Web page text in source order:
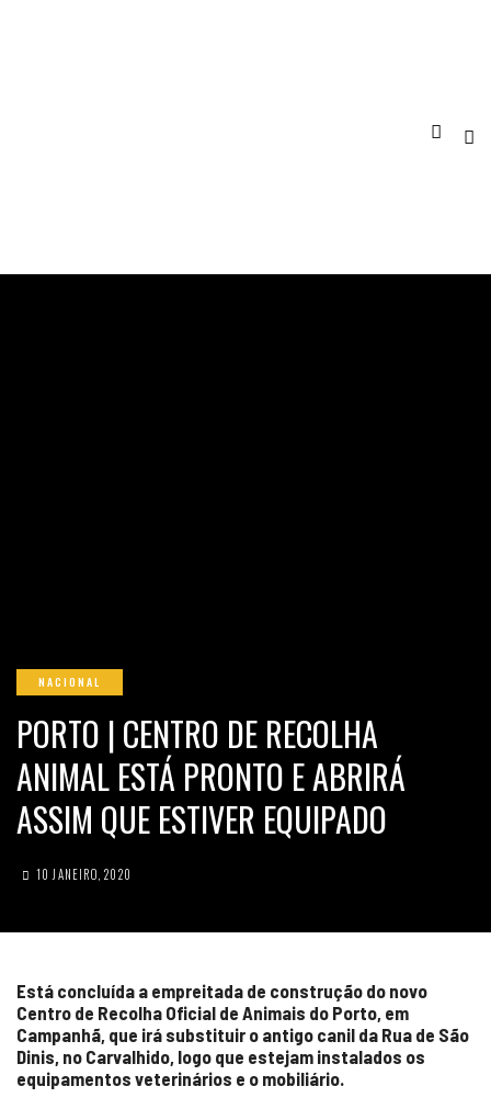
NACIONAL
PORTO | CENTRO DE RECOLHA
ANIMAL ESTÁ PRONTO E ABRIRÁ
ASSIM QUE ESTIVER EQUIPADO
10 JANEIRO, 2020
Está concluída a empreitada de construção do novo
Centro de Recolha Oficial de Animais do Porto, em
Campanhã, que irá substituir o antigo canil da Rua de São
Dinis, no Carvalhido, logo que estejam instalados os
equipamentos veterinários e o mobiliário.